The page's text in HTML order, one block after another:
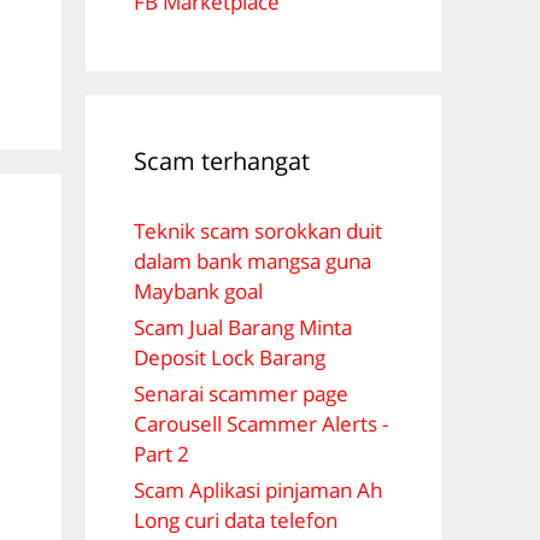
Scam terhangat
Teknik scam sorokkan duit
dalam bank mangsa guna
Maybank goal
Scam Jual Barang Minta
Deposit Lock Barang
Senarai scammer page
Carousell Scammer Alerts -
Part 2
Scam Aplikasi pinjaman Ah
Long curi data telefon